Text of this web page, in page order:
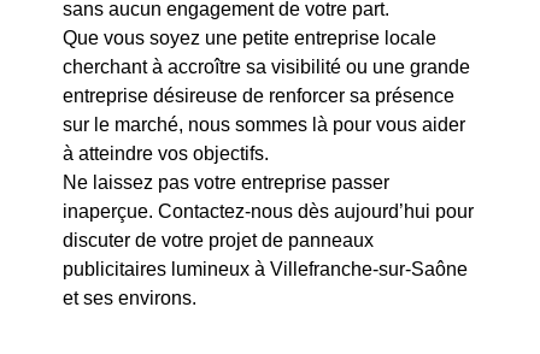
sans aucun engagement de votre part.
Que vous soyez une petite entreprise locale
cherchant à accroître sa visibilité ou une grande
entreprise désireuse de renforcer sa présence
sur le marché, nous sommes là pour vous aider
à atteindre vos objectifs.
Ne laissez pas votre entreprise passer
inaperçue. Contactez-nous dès aujourd’hui pour
discuter de votre projet de panneaux
publicitaires lumineux à Villefranche-sur-Saône
et ses environs.